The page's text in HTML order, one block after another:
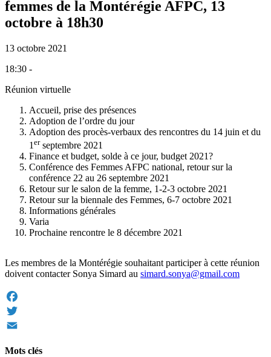
femmes de la Montérégie AFPC, 13
octobre à 18h30
13 octobre 2021
18:30 -
Réunion virtuelle
Accueil, prise des présences
Adoption de l’ordre du jour
Adoption des procès-verbaux des rencontres du 14 juin et du
1 erseptembre 2021
Finance et budget, solde à ce jour, budget 2021?
Conférence des Femmes AFPC national, retour sur la
conférence 22 au 26 septembre 2021
Retour sur le salon de la femme, 1-2-3 octobre 2021
Retour sur la biennale des Femmes, 6-7 octobre 2021
Informations générales
Varia
Prochaine rencontre le 8 décembre 2021
Les membres de la Montérégie souhaitant participer à cette réunion
doivent contacter Sonya Simard au simard.sonya@gmail.com
Facebook
Twitter
Mots clés